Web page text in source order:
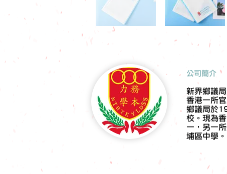
​公司簡介
新界鄉議
香港一所
鄉議局於
校。現為
一，另一
埔區中學。